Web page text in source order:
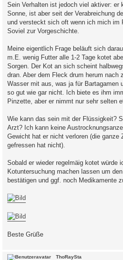
Sein Verhalten ist jedoch viel aktiver:
Sonne, ist aber seit der Verabreichung
und versteckt sich oft wenn ich mich im
Soviel zur Vorgeschichte.
Meine eigentlich Frage beläuft sich
m.E. wenig Futter alle 1-2 Tage kotet
Sorgen. Der Kot an sich scheint
dran. Aber dem Fleck drum herum nach
Wasser mit aus, was ja für Bartagamen
so gut wie gar nicht. Ich biete es ihm
Pinzette, aber er nimmt nur sehr selten
Wie kann das sein mit der Flüssigkeit?
Arzt? Ich kann keine
Gewicht hat er nicht verloren (die
gefressen hat nicht).
Sobald er wieder regelmäig kotet würde
Kotuntersuchung machen lassen um
bestätigen und ggf. noch Medikamente
Beste Grüße
ThoRaySta